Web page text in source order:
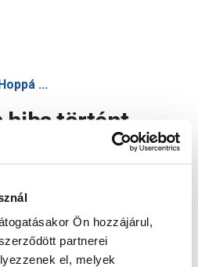
Ön hozzájárul,
partnerei
el, melyek
...
hiba történt
újratöltése